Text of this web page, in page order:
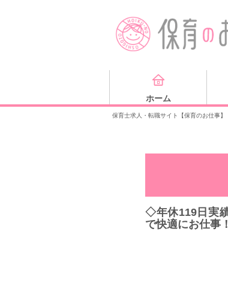
ホーム
保育士求人・転職サイト【保育のお仕事】
◇年休119日実
で快適にお仕事！